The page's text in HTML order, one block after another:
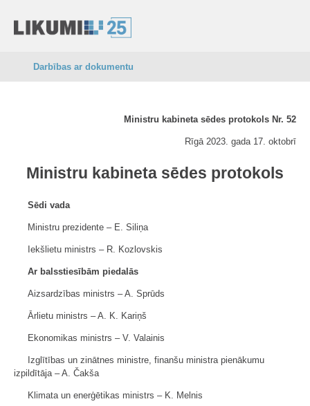
Darbības ar dokumentu
Ministru kabineta sēdes protokols Nr. 52
Rīgā 2023. gada 17. oktobrī
Ministru kabineta sēdes protokols
Sēdi vada
Ministru prezidente ‒ E. Siliņa
Iekšlietu ministrs ‒ R. Kozlovskis
Ar balsstiesībām piedalās
Aizsardzības ministrs ‒ A. Sprūds
Ārlietu ministrs ‒ A. K. Kariņš
Ekonomikas ministrs ‒ V. Valainis
Izglītības un zinātnes ministre, finanšu ministra pienākumu
izpildītāja ‒ A. Čakša
Klimata un enerģētikas ministrs ‒ K. Melnis